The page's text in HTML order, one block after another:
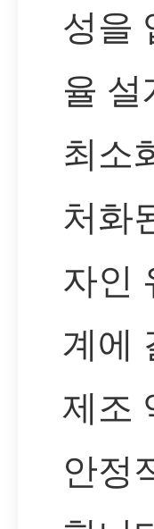
성을
율
최소
처화
자인
계에
제조
안정